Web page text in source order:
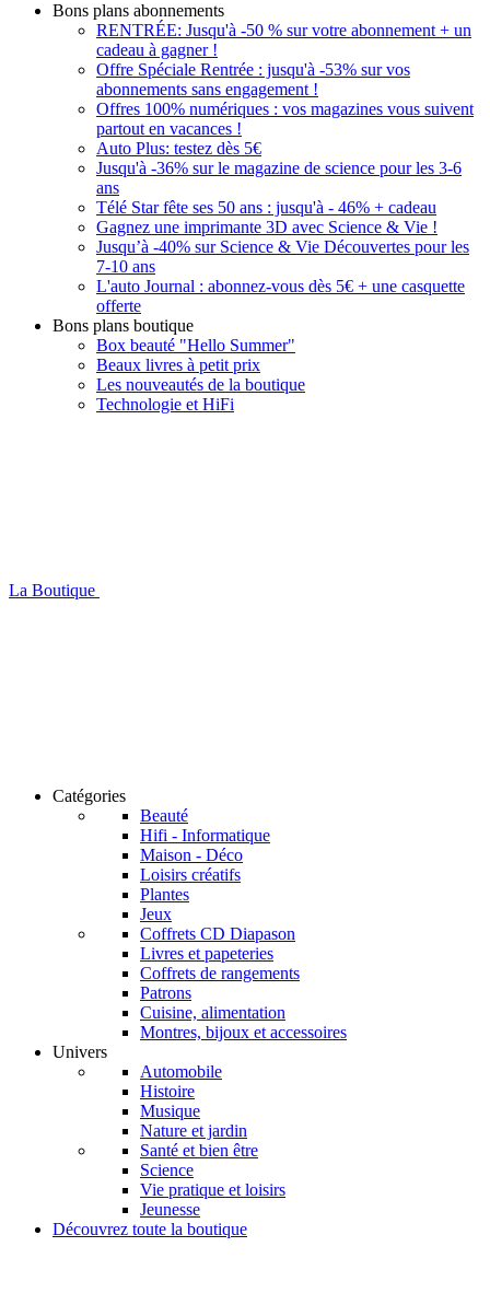
Bons plans abonnements
RENTRÉE: Jusqu'à -50 % sur votre abonnement + un
cadeau à gagner !
Offre Spéciale Rentrée : jusqu'à -53% sur vos
abonnements sans engagement !
Offres 100% numériques : vos magazines vous suivent
partout en vacances !
Auto Plus: testez dès 5€
Jusqu'à -36% sur le magazine de science pour les 3-6
ans
Télé Star fête ses 50 ans : jusqu'à - 46% + cadeau
Gagnez une imprimante 3D avec Science & Vie !
Jusqu’à -40% sur Science & Vie Découvertes pour les
7-10 ans
L'auto Journal : abonnez-vous dès 5€ + une casquette
offerte
Bons plans boutique
Box beauté "Hello Summer"
Beaux livres à petit prix
Les nouveautés de la boutique
Technologie et HiFi
La Boutique
Catégories
Beauté
Hifi - Informatique
Maison - Déco
Loisirs créatifs
Plantes
Jeux
Coffrets CD Diapason
Livres et papeteries
Coffrets de rangements
Patrons
Cuisine, alimentation
Montres, bijoux et accessoires
Univers
Automobile
Histoire
Musique
Nature et jardin
Santé et bien être
Science
Vie pratique et loisirs
Jeunesse
Découvrez toute la boutique